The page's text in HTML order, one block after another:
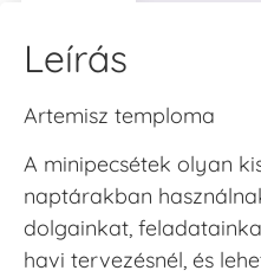
Leírás
Artemisz temploma
A minipecsétek olyan
naptárakban
dolgainkat,
havi tervezésnél, és